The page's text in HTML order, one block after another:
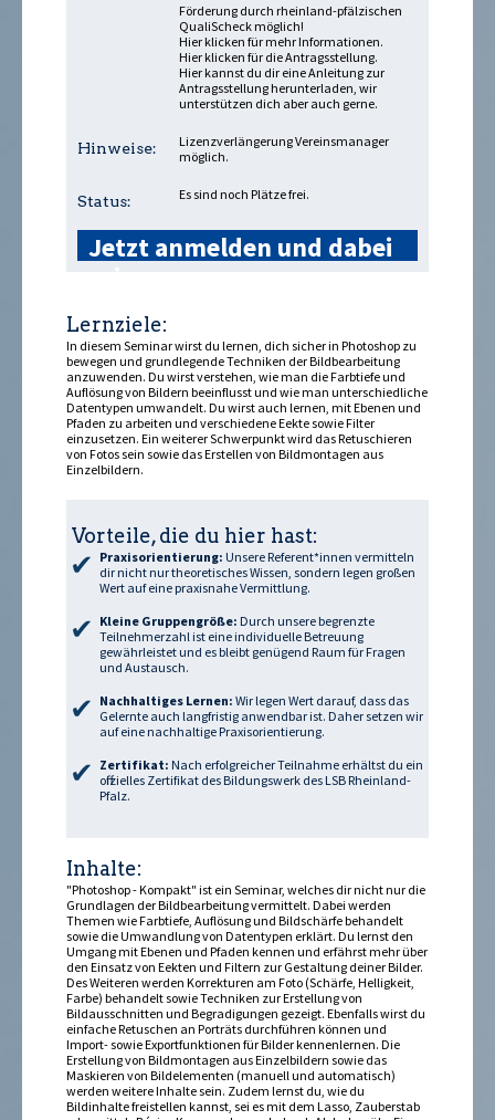
Förderung durch rheinland-pfälzischen
QualiScheck möglich!
Hier klicken für mehr Informationen.
Hier klicken für die Antragsstellung.
Hier kannst du dir eine Anleitung zur
Antragsstellung herunterladen , wir
unterstützen dich aber auch gerne.
Hinweise:
Lizenzverlängerung Vereinsmanager
möglich.
Status: Es sind noch Plätze frei.
Jetzt anmelden und dabei
Lernziele:
In diesem Seminar wirst du lernen, dich sicher in Photoshop zu
bewegen und grundlegende Techniken der Bildbearbeitung
anzuwenden. Du wirst verstehen, wie man die Farbtiefe und
Auflösung von Bildern beeinflusst und wie man unterschiedliche
Datentypen umwandelt. Du wirst auch lernen, mit Ebenen und
Pfaden zu arbeiten und verschiedene Effekte sowie Filter
einzusetzen. Ein weiterer Schwerpunkt wird das Retuschieren
von Fotos sein sowie das Erstellen von Bildmontagen aus
Einzelbildern.
Vorteile, die du hier hast:
Praxisorientierung: Unsere Referent*innen vermitteln
dir nicht nur theoretisches Wissen, sondern legen großen
Wert auf eine praxisnahe Vermittlung.
Kleine Gruppengröße: Durch unsere begrenzte
Teilnehmerzahl ist eine individuelle Betreuung
gewährleistet und es bleibt genügend Raum für Fragen
und Austausch.
Nachhaltiges Lernen: Wir legen Wert darauf, dass das
Gelernte auch langfristig anwendbar ist. Daher setzen wir
auf eine nachhaltige Praxisorientierung.
Zertifikat: Nach erfolgreicher Teilnahme erhältst du ein
offizielles Zertifikat des Bildungswerk des LSB Rheinland-
Pfalz.
Inhalte:
"Photoshop - Kompakt" ist ein Seminar, welches dir nicht nur die
Grundlagen der Bildbearbeitung vermittelt. Dabei werden
Themen wie Farbtiefe, Auflösung und Bildschärfe behandelt
sowie die Umwandlung von Datentypen erklärt. Du lernst den
Umgang mit Ebenen und Pfaden kennen und erfährst mehr über
den Einsatz von Effekten und Filtern zur Gestaltung deiner Bilder.
Des Weiteren werden Korrekturen am Foto (Schärfe, Helligkeit,
Farbe) behandelt sowie Techniken zur Erstellung von
Bildausschnitten und Begradigungen gezeigt. Ebenfalls wirst du
einfache Retuschen an Porträts durchführen können und
Import- sowie Exportfunktionen für Bilder kennenlernen. Die
Erstellung von Bildmontagen aus Einzelbildern sowie das
Maskieren von Bildelementen (manuell und automatisch)
werden weitere Inhalte sein. Zudem lernst du, wie du
Bildinhalte freistellen kannst, sei es mit dem Lasso, Zauberstab